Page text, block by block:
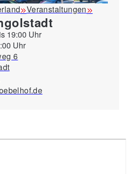
Veranstaltungen
19:00 Uhr
Uhr
6